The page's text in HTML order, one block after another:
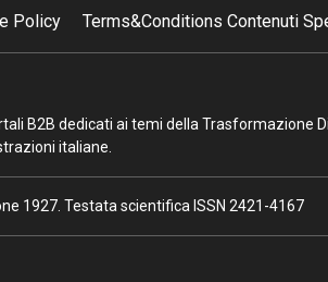
Policy Terms&Conditions Contenuti
B2B dedicati ai temi della Trasformazione
italiane.
1927. Testata scientifica ISSN 2421-4167